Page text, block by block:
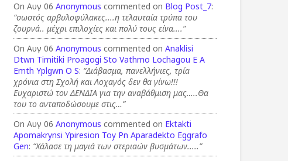
On Αυγ 06Anonymous commented on Blog Post_7:
“σωστός αρβυλοφύλακες....η τελαυταία τρύπα του
ζουρνά.. μέχρι επιλοχίες και πολύ τους είνα....”
On Αυγ 06Anonymous commented onAnaklisi
Dtwn Timitiki Proagogi Sto Vathmo Lochagou E A
Emth Yplgwn O S: “Διάβασμα, πανελλήνιες, τρία
χρόνια στη Σχολή και Λοχαγός δεν θα γίνω!!!
Ευχαριστώ τον ΔΕΝΔΙΑ για την αναβάθμιση μας…..Θα
του το ανταποδώσουμε στις…”
On Αυγ 06Anonymous commented on Ektakti
Apomakrynsi Ypiresion Toy Pn Aparadekto Eggrafo
Gen: “Χάλασε τη μαγιά των στεριαών βυσμάτων.....”